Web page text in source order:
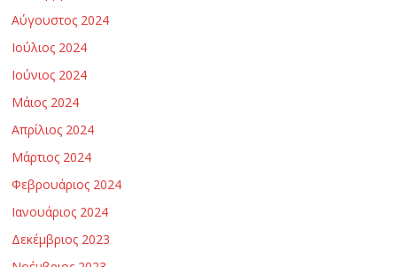
ς
κ
α
ι
Τ
Αύγουστος 2024
Ιούλιος 2024
Ιούνιος 2024
Μάιος 2024
Απρίλιος 2024
Μάρτιος 2024
Φεβρουάριος 2024
Ιανουάριος 2024
Δεκέμβριος 2023